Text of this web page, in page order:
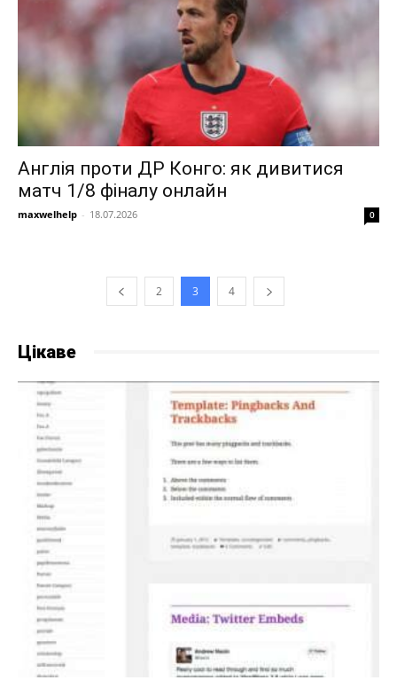
Англія проти ДР Конго: як дивитися
матч 1/8 фіналу онлайн
maxwelhelp - 18.07.2026 0
2 3 4
Цікаве